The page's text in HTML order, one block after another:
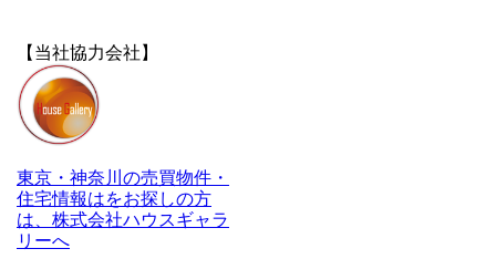
【当社協力会社】
東京・神奈川の売買物件・
住宅情報はをお探しの方
は、株式会社ハウスギャラ
リーへ